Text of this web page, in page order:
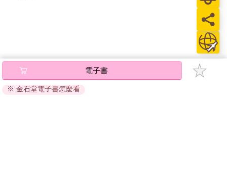
電子書
※ 金石堂電子書怎麼看